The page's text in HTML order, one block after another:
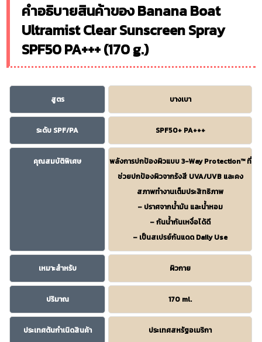
คำอธิบายสินค้าของ Banana Boat
Ultramist Clear Sunscreen Spray
SPF50 PA+++ (170 g.)
สูตร บางเบา
ระดับ SPF/PA SPF50+ PA+++
คุณสมบัติพิเศษ
พลังการปกป้องผิวแบบ 3-Way Protection™ ที่
ช่วยปกป้องผิวจากรังสี UVA/UVB และคง
สภาพทำงานเต็มประสิทธิภาพ
– ปราศจากน้ำมัน และน้ำหอม
– กันน้ำกันเหงื่อได้ดี
– เป็นสเปรย์กันแดด Daily Use
เหมาะสำหรับ ผิวกาย
ปริมาณ 170 ml.
ประเทศต้นกำเนิดสินค้า ประเทศสหรัฐอเมริกา